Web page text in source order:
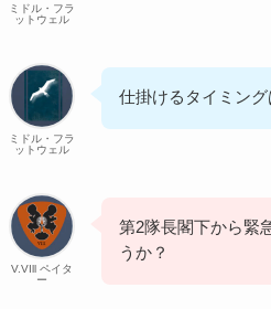
ミドル・フラ
ットウェル
ミドル・フラ
ットウェル
仕掛けるタイミン
V.VIll ペイタ
ー
第2隊長閣下から緊
うか？